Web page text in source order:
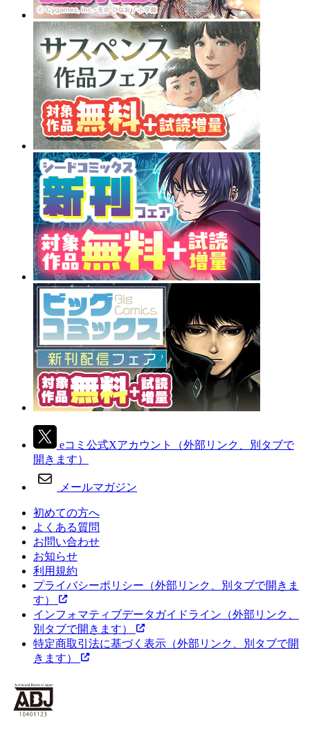
eコミ公式Xアカウント
（外部リンク、別タブで
開きます）
メールマガジン
初めての方へ
よくある質問
お問い合わせ
お知らせ
利用規約
プライバシーポリシー （外部リンク、別タブで開きま
す）
インフォマティブデータガイドライン （外部リンク、
別タブで開きます）
特定商取引法に基づく表示 （外部リンク、別タブで開
きます）